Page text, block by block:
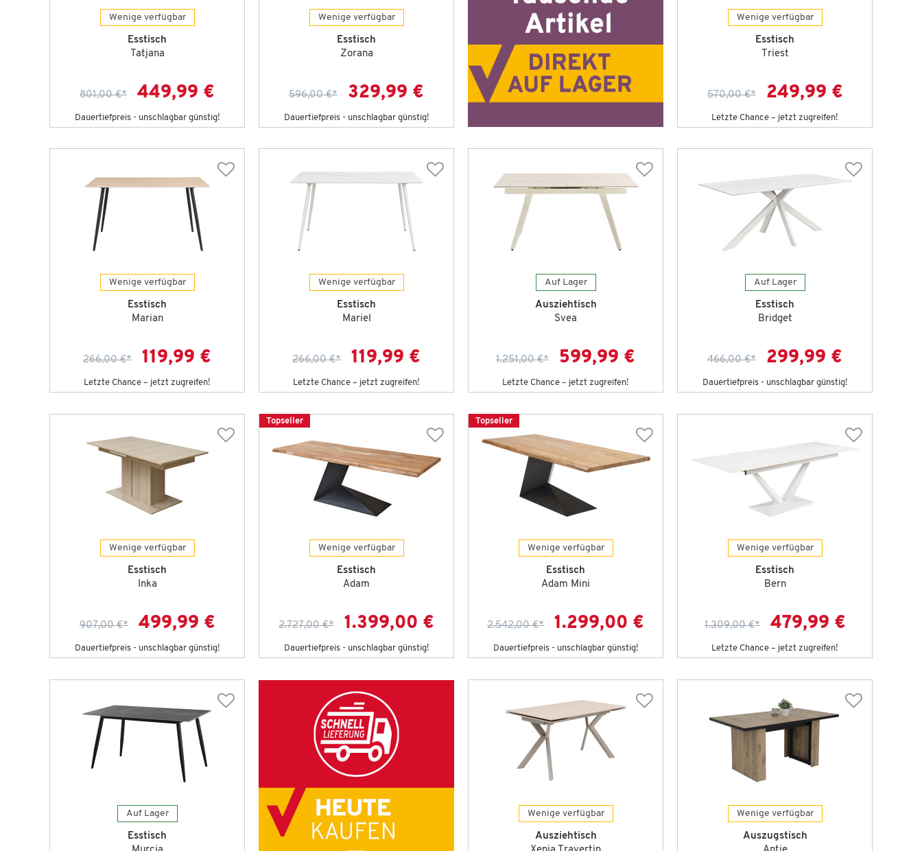
Wenige verfügbar
Esstisch
Tatjana
801,00 €* 449,99 €
Dauertiefpreis - unschlagbar günstig!
Wenige verfügbar
Esstisch
Zorana
596,00 €* 329,99 €
Dauertiefpreis - unschlagbar günstig!
Wenige verfügbar
Esstisch
Triest
570,00 €* 249,99 €
Letzte Chance – jetzt zugreifen!
Wenige verfügbar
Esstisch
Marian
266,00 €* 119,99 €
Letzte Chance – jetzt zugreifen!
Wenige verfügbar
Esstisch
Mariel
266,00 €* 119,99 €
Letzte Chance – jetzt zugreifen!
Auf Lager
Ausziehtisch
Svea
1.251,00 €* 599,99 €
Letzte Chance – jetzt zugreifen!
Auf Lager
Esstisch
Bridget
466,00 €* 299,99 €
Dauertiefpreis - unschlagbar günstig!
Wenige verfügbar
Esstisch
Inka
907,00 €* 499,99 €
Dauertiefpreis - unschlagbar günstig!
Topseller
Wenige verfügbar
Esstisch
Adam
2.727,00 €* 1.399,00 €
Dauertiefpreis - unschlagbar günstig!
Topseller
Wenige verfügbar
Esstisch
Adam Mini
2.542,00 €* 1.299,00 €
Dauertiefpreis - unschlagbar günstig!
Wenige verfügbar
Esstisch
Bern
1.309,00 €* 479,99 €
Letzte Chance – jetzt zugreifen!
Auf Lager
Esstisch
Wenige verfügbar
Ausziehtisch
Wenige verfügbar
Auszugstisch